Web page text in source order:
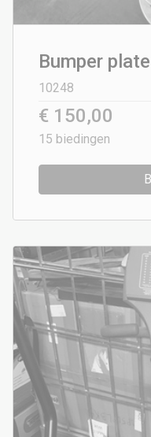
Bumper
10248
€ 150,00
15 biedingen